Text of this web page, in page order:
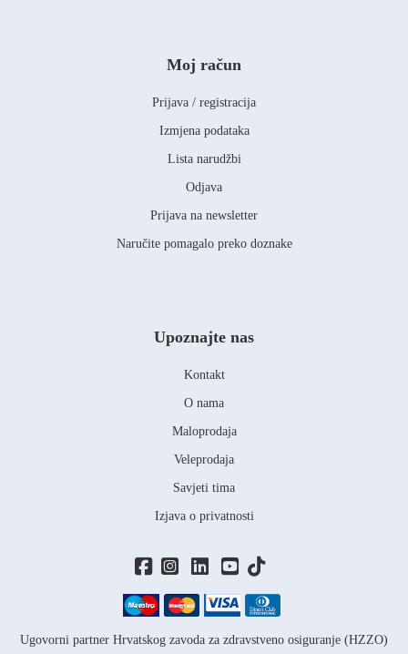
Moj račun
Prijava / registracija
Izmjena podataka
Lista narudžbi
Odjava
Prijava na newsletter
Naručite pomagalo preko doznake
Ugovorni partner Hrvatskog zavoda za zdravstveno osiguranje (HZZO)
Upoznajte nas
Kontakt
O nama
Maloprodaja
Veleprodaja
Savjeti tima
Izjava o privatnosti